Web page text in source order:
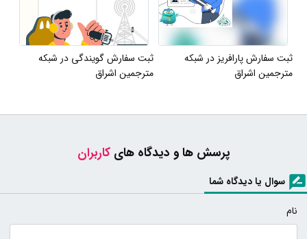
ثبت سفارش پارافریز در شبکه
مترجمین اشراق
ثبت سفارش گویندگی در شبکه
مترجمین اشراق
پرسش ها و دیدگاه هایکاربران
سوال یا دیدگاه شما
نام